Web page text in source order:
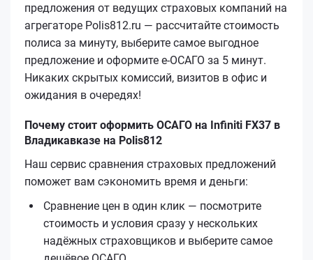
предложения от ведущих страховых компаний на
агрегаторе Polis812.ru — рассчитайте стоимость
полиса за минуту, выберите самое выгодное
предложение и оформите е‑ОСАГО за 5 минут.
Никаких скрытых комиссий, визитов в офис и
ожидания в очередях!
Почему стоит оформить ОСАГО на Infiniti FX37 в
Владикавказе на Polis812
Наш сервис сравнения страховых предложений
поможет вам сэкономить время и деньги:
Сравнение цен в один клик — посмотрите
стоимость и условия сразу у нескольких
надёжных страховщиков и выберите самое